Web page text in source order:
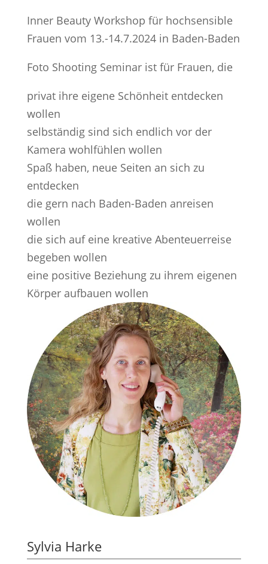
Inner Beauty Workshop für hochsensible
Frauen vom 13.-14.7.2024 in Baden-Baden
Foto Shooting Seminar ist für Frauen, die
privat ihre eigene Schönheit entdecken
wollen
selbständig sind sich endlich vor der
Kamera wohlfühlen wollen
Spaß haben, neue Seiten an sich zu
entdecken
die gern nach Baden-Baden anreisen
wollen
die sich auf eine kreative Abenteuerreise
begeben wollen
eine positive Beziehung zu ihrem eigenen
Körper aufbauen wollen
Sylvia Harke